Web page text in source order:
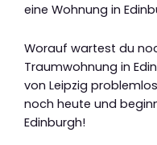
eine Wohnung in
Worauf wartest du
Traumwohnung in
von Leipzig
noch heute und
Edinburgh!